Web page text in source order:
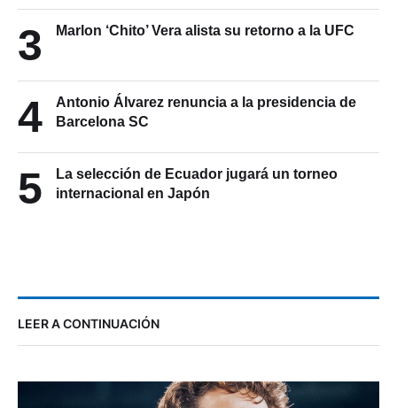
3 Marlon ‘Chito’ Vera alista su retorno a la UFC
4
Antonio Álvarez renuncia a la presidencia de
Barcelona SC
5
La selección de Ecuador jugará un torneo
internacional en Japón
LEER A CONTINUACIÓN